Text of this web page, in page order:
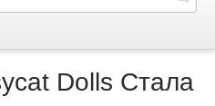
Dolls Стала